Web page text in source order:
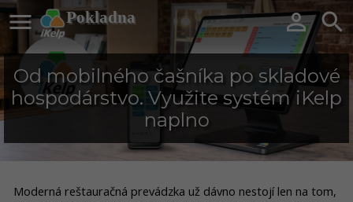
Pokladna
  
Od mobilného čašníka po skladové
hospodárstvo. Využite systém iKelp
naplno
Moderná reštauračná prevádzka už dávno nestojí len na tom,